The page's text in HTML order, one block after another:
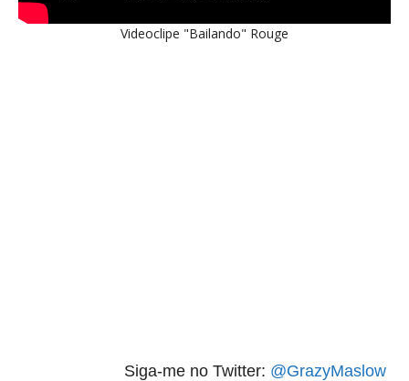
Videoclipe "Bailando" Rouge
Siga-me no Twitter: @GrazyMaslow